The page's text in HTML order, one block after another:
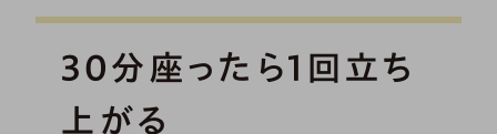
30分座ったら1回立ち
上がる